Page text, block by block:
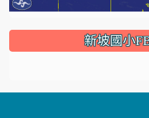
::: 新坡國小